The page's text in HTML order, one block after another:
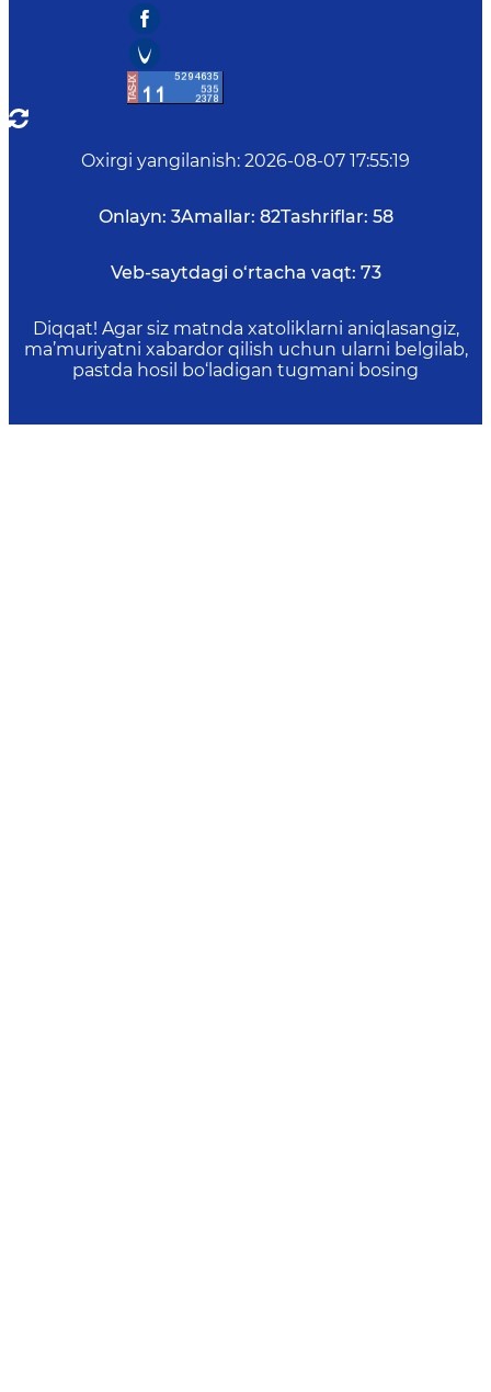
Oxirgi yangilanish: 2026-08-07 17:55:19
Onlayn: 3Amallar: 82Tashriflar: 58
Veb-saytdagi o‘rtacha vaqt: 73
Diqqat! Agar siz matnda xatoliklarni aniqlasangiz,
ma’muriyatni xabardor qilish uchun ularni belgilab,
pastda hosil bo‘ladigan tugmani bosing